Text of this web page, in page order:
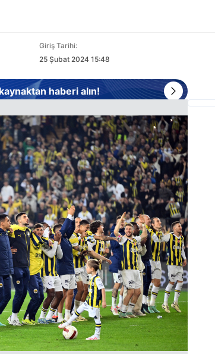
Giriş Tarihi:
25 Şubat 2024 15:48
haberi alın!